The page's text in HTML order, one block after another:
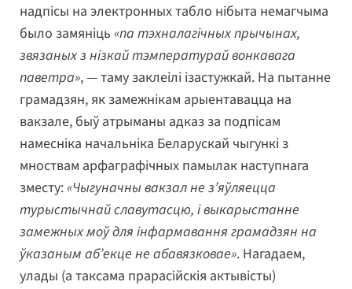
надпісы на электронных табло нібыта немагчыма
было замяніць «па тэхналагічных прычынах,
звязаных з нізкай тэмпературай вонкавага
паветра», — таму заклеілі ізастужкай. На пытанне
грамадзян, як замежнікам арыентавацца на
вакзале, быў атрыманы адказ за подпісам
намесніка начальніка Беларускай чыгункі з
мноствам арфаграфічных памылак наступнага
зместу:«Чыгуначны вакзал не з’яўляецца
турыстычнай славутасцю, і выкарыстанне
замежных моў для інфармавання грамадзян на
ўказаным аб’екце не абавязковае». Нагадаем,
улады (а таксама прарасійскія актывісты)